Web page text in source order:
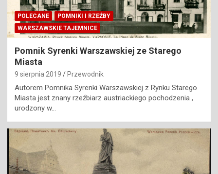
POLECANE
POMNIKI I RZEŹBY
WARSZAWSKIE TAJEMNICE
Pomnik Syrenki Warszawskiej ze Starego
Miasta
9 sierpnia 2019 Przewodnik
Autorem Pomnika Syrenki Warszawskiej z Rynku Starego
Miasta jest znany rzeźbiarz austriackiego pochodzenia ,
urodzony w…